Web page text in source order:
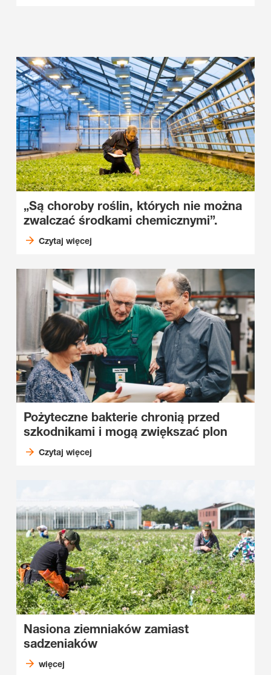
„Są choroby roślin, których nie można
zwalczać środkami chemicznymi”.
Czytaj więcej
Pożyteczne bakterie chronią przed
szkodnikami i mogą zwiększać plon
Czytaj więcej
Nasiona ziemniaków zamiast
sadzeniaków
więcej